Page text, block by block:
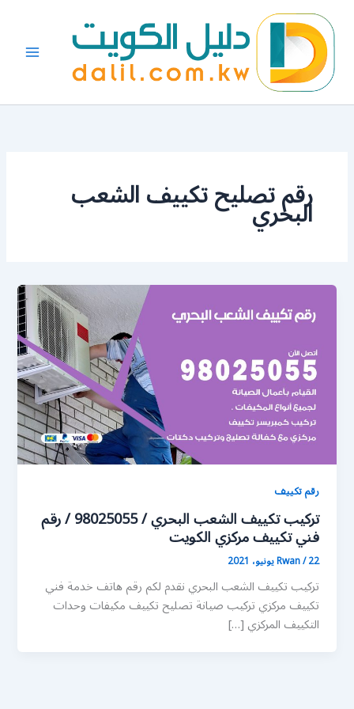
المحتوى
رقم تصليح تكييف الشعب
البحري
رقم تكييف
تركيب تكييف الشعب البحري / 98025055 / رقم
فني تكييف مركزي الكويت
Rwan/22 يونيو، 2021
تركيب تكييف الشعب البحري نقدم لكم رقم هاتف خدمة فني
تكييف مركزي تركيب صيانة تصليح تكييف مكيفات وحدات
التكييف المركزي […]